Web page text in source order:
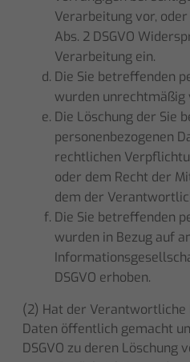
Verarbeitung vor, oder
Abs. 2 DSGVO
Verarbeitung ein.
Die Sie betreffenden
wurden
Die Löschung der Sie
personenbezogenen
rechtlichen
oder dem Recht der
dem der
Die Sie betreffenden
wurden in Bezug auf
DSGVO erhoben.
(2) Hat der Verantwortliche
Daten öffentlich gemacht
DSGVO zu deren